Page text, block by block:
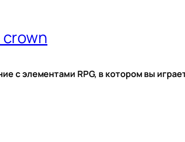
crown
с элементами RPG, в котором вы